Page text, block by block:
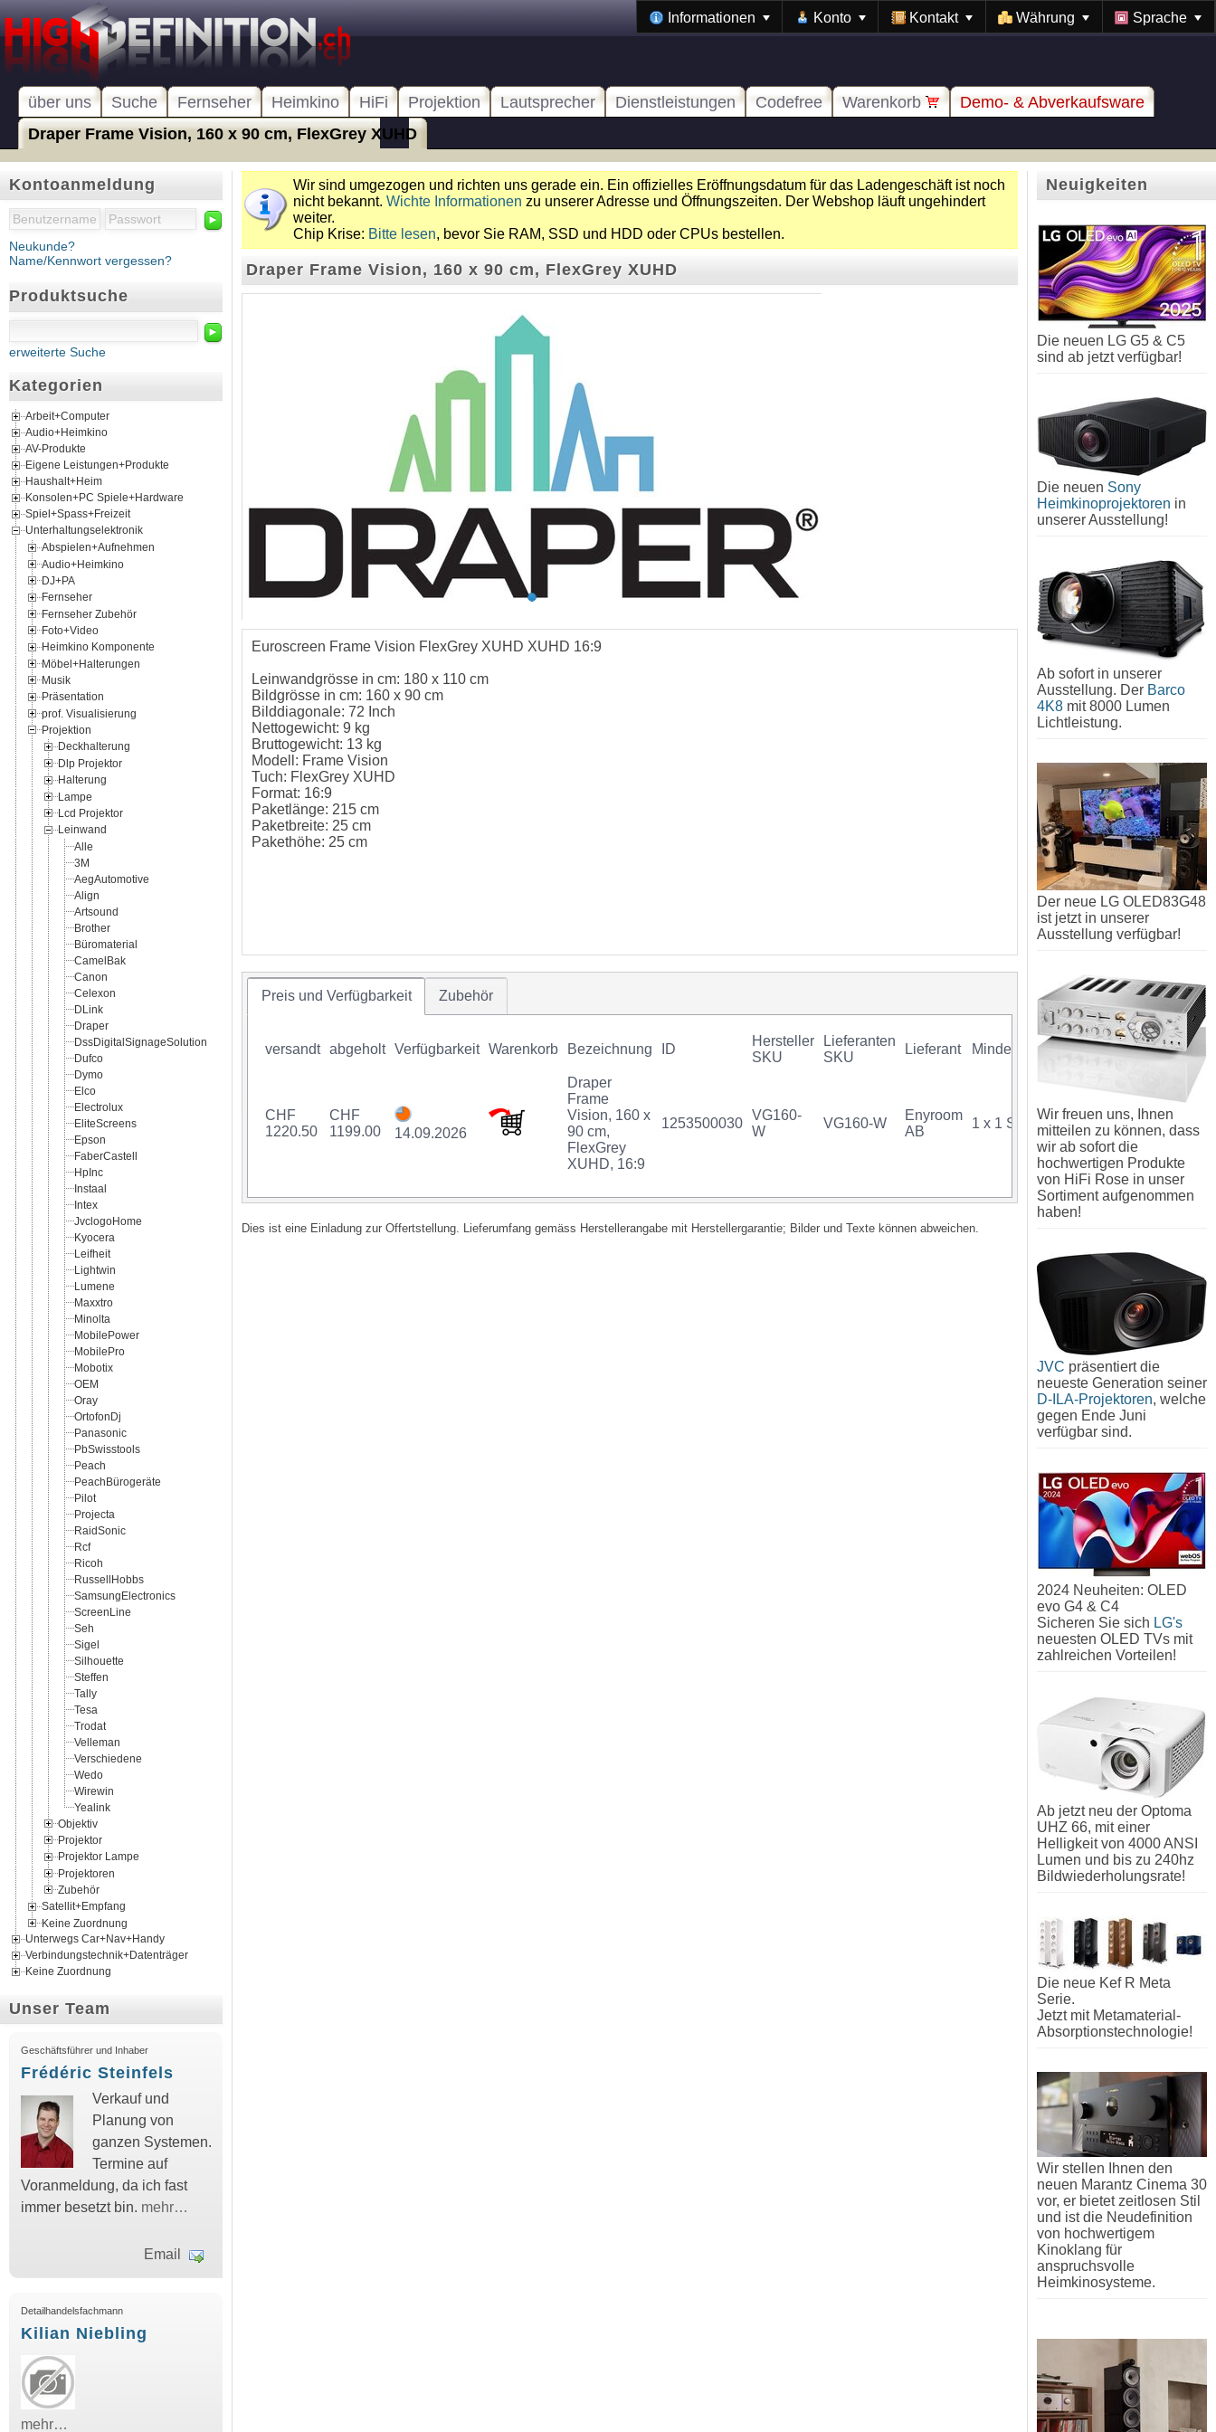
Informationen Konto Kontakt Währung Sprache
über uns Suche Fernseher Heimkino HiFi Projektion Lautsprecher Dienstleistungen Codefree Warenkorb
Demo- & Abverkaufsware
Draper Frame Vision, 160 x 90 cm, FlexGrey XUHD
Kontoanmeldung
►
Neukunde?
Name/Kennwort vergessen?
Produktsuche
►
erweiterte Suche
Kategorien
Arbeit+Computer
Audio+Heimkino
AV-Produkte
Eigene Leistungen+Produkte
Haushalt+Heim
Konsolen+PC Spiele+Hardware
Spiel+Spass+Freizeit
Unterhaltungselektronik
Abspielen+Aufnehmen
Audio+Heimkino
DJ+PA
Fernseher
Fernseher Zubehör
Foto+Video
Heimkino Komponente
Möbel+Halterungen
Musik
Präsentation
prof. Visualisierung
Projektion
Deckhalterung
Dlp Projektor
Halterung
Lampe
Lcd Projektor
Leinwand
Alle
3M
AegAutomotive
Align
Artsound
Brother
Büromaterial
CamelBak
Canon
Celexon
DLink
Draper
DssDigitalSignageSolution
Dufco
Dymo
Elco
Electrolux
EliteScreens
Epson
FaberCastell
HpInc
Instaal
Intex
JvclogoHome
Kyocera
Leifheit
Lightwin
Lumene
Maxxtro
Minolta
MobilePower
MobilePro
Mobotix
OEM
Oray
OrtofonDj
Panasonic
PbSwisstools
Peach
PeachBürogeräte
Pilot
Projecta
RaidSonic
Rcf
Ricoh
RussellHobbs
SamsungElectronics
ScreenLine
Seh
Sigel
Silhouette
Steffen
Tally
Tesa
Trodat
Velleman
Verschiedene
Wedo
Wirewin
Yealink
Objektiv
Projektor
Projektor Lampe
Projektoren
Zubehör
Satellit+Empfang
Keine Zuordnung
Unterwegs Car+Nav+Handy
Verbindungstechnik+Datenträger
Keine Zuordnung
Unser Team
Geschäftsführer und Inhaber
Frédéric Steinfels
Verkauf und
Planung von
ganzen Systemen.
Termine auf
Voranmeldung, da ich fast
immer besetzt bin. mehr…
Email
Detailhandelsfachmann
Kilian Niebling
mehr…
Wir sind umgezogen und richten uns gerade ein. Ein offizielles Eröffnungsdatum für das Ladengeschäft ist noch
nicht bekannt. Wichte Informationen zu unserer Adresse und Öffnungszeiten. Der Webshop läuft ungehindert
weiter.
Chip Krise: Bitte lesen, bevor Sie RAM, SSD und HDD oder CPUs bestellen.
Draper Frame Vision, 160 x 90 cm, FlexGrey XUHD
Euroscreen Frame Vision FlexGrey XUHD XUHD 16:9
Leinwandgrösse in cm: 180 x 110 cm
Bildgrösse in cm: 160 x 90 cm
Bilddiagonale: 72 Inch
Nettogewicht: 9 kg
Bruttogewicht: 13 kg
Modell: Frame Vision
Tuch: FlexGrey XUHD
Format: 16:9
Paketlänge: 215 cm
Paketbreite: 25 cm
Pakethöhe: 25 cm
Preis und Verfügbarkeit Zubehör
versandt abgeholt Verfügbarkeit Warenkorb Bezeichnung ID
Hersteller
SKU
Lieferanten
SKU
Lieferant Mindestkauf GTIN Garantie
CHF
1220.50
CHF
1199.00
14.09.2026
Draper
Frame
Vision, 160 x
90 cm,
FlexGrey
XUHD, 16:9
1253500030
VG160-
W
VG160-W
Enyroom
AB
1 x 1 Stück
Dies ist eine Einladung zur Offertstellung. Lieferumfang gemäss Herstellerangabe mit Herstellergarantie; Bilder und Texte können abweichen.
Neuigkeiten
Die neuen LG G5 & C5
sind ab jetzt verfügbar!
Die neuen Sony
Heimkinoprojektoren in
unserer Ausstellung!
Ab sofort in unserer
Ausstellung. Der Barco
4K8 mit 8000 Lumen
Lichtleistung.
Der neue LG OLED83G48
ist jetzt in unserer
Ausstellung verfügbar!
Wir freuen uns, Ihnen
mitteilen zu können, dass
wir ab sofort die
hochwertigen Produkte
von HiFi Rose in unser
Sortiment aufgenommen
haben!
JVC präsentiert die
neueste Generation seiner
D-ILA-Projektoren, welche
gegen Ende Juni
verfügbar sind.
2024 Neuheiten: OLED
evo G4 & C4
Sicheren Sie sich LG's
neuesten OLED TVs mit
zahlreichen Vorteilen!
Ab jetzt neu der Optoma
UHZ 66, mit einer
Helligkeit von 4000 ANSI
Lumen und bis zu 240hz
Bildwiederholungsrate!
Die neue Kef R Meta
Serie.
Jetzt mit Metamaterial-
Absorptionstechnologie!
Wir stellen Ihnen den
neuen Marantz Cinema 30
vor, er bietet zeitlosen Stil
und ist die Neudefinition
von hochwertigem
Kinoklang für
anspruchsvolle
Heimkinosysteme.